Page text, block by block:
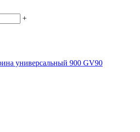
+
универсальный 900 GV90